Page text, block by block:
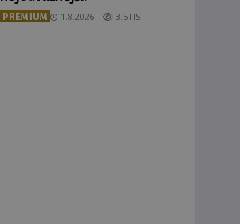
PREMIUM 1.8.2026 3.5TIS